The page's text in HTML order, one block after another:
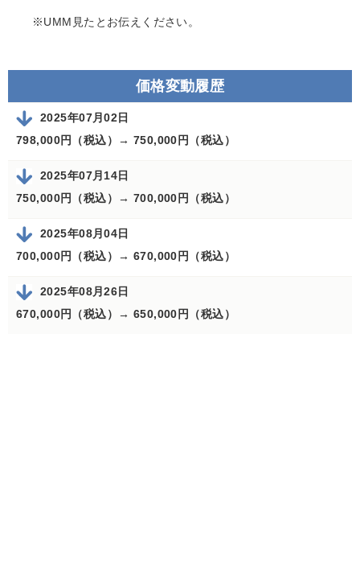
※UMM見たとお伝えください。
価格変動履歴
2025年07月02日
798,000円（税込）→ 750,000円（税込）
2025年07月14日
750,000円（税込）→ 700,000円（税込）
2025年08月04日
700,000円（税込）→ 670,000円（税込）
2025年08月26日
670,000円（税込）→ 650,000円（税込）